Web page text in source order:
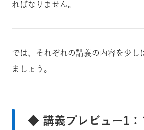
ればなりません。
では、それぞれの講義の内容を少し
ましょう。
◆ 講義プレビュー1：